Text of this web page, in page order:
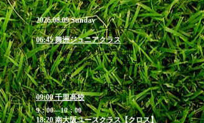
2026.08.09 Sunday
06:45 舞洲ジュニアクラス
＠ウルトラスタジアム舞洲
6:30 受付 / 6：45-7：
45 練習
お申込み締切 8月8日(土)23:00
09:00 千里高校
9：00―10：00
18:20 南大阪ユースクラス【クロス】